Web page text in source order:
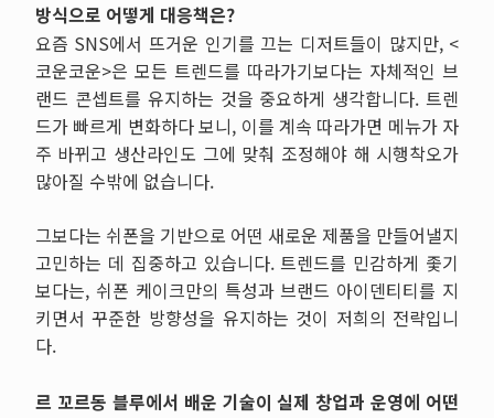
방식으로 어떻게 대응책은?
요즘 SNS에서 뜨거운 인기를 끄는 디저트들이 많지만, <
코운코운>은 모든 트렌드를 따라가기보다는 자체적인 브
랜드 콘셉트를 유지하는 것을 중요하게 생각합니다.트렌
드가 빠르게 변화하다 보니, 이를 계속 따라가면 메뉴가 자
주 바뀌고 생산라인도 그에 맞춰 조정해야 해 시행착오가
많아질 수밖에 없습니다.
그보다는 쉬폰을 기반으로 어떤 새로운 제품을 만들어낼지
고민하는 데 집중하고 있습니다.트렌드를 민감하게 좇기
보다는, 쉬폰 케이크만의 특성과 브랜드 아이덴티티를 지
키면서 꾸준한 방향성을 유지하는 것이 저희의 전략입니
다.
르 꼬르동 블루에서 배운 기술이 실제 창업과 운영에 어떤